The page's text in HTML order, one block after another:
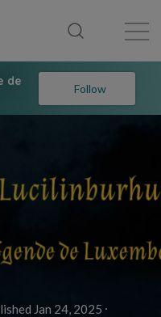
de
Follow
Jan 24, 2025